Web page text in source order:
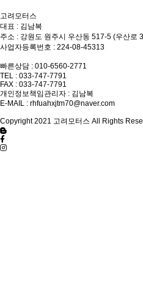
고려모터스
대표 : 김남복
주소 : 강원도 원주시 우산동 517-5 (우산로
사업자등록번호 : 224-08-45313
빠른상담 : 010-6560-2771
TEL : 033-747-7791
FAX : 033-747-7791
개인정보책임관리자 : 김남복
E-MAIL : rhfuahxjtm70@naver.com
Copyright 2021 고려모터스 All Rights